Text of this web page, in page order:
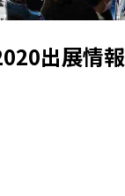
出展情報